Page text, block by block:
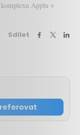
Applu v
Sdílet